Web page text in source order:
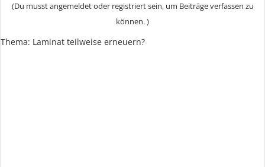
(Du musst angemeldet oder registriert sein, um Beiträge verfassen zu
können. )
Thema: Laminat teilweise erneuern?